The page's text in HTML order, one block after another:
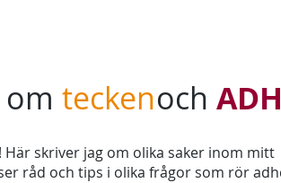
teckenoch
skriver jag om olika saker inom mitt
råd och tips i olika frågor som rör